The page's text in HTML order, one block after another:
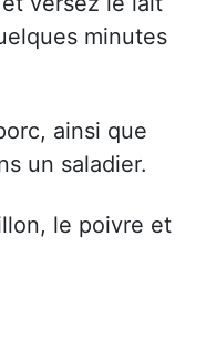
minutes
ainsi que
un saladier.
le poivre et